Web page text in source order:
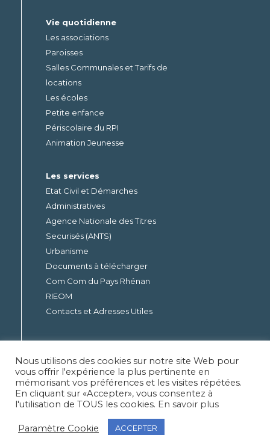
Vie quotidienne
Les associations
Paroisses
Salles Communales et Tarifs de
locations
Les écoles
Petite enfance
Périscolaire du RPI
Animation Jeunesse
Les services
Etat Civil et Démarches
Administratives
Agence Nationale des Titres
Securisés (ANTS)
Urbanisme
Documents à télécharger
Com Com du Pays Rhénan
RIEOM
Contacts et Adresses Utiles
Actualités
Agenda des manifestations
Nous utilisons des cookies sur notre site Web pour
vous offrir l'expérience la plus pertinente en
mémorisant vos préférences et les visites répétées.
En cliquant sur «Accepter», vous consentez à
l'utilisation de TOUS les cookies. En savoir plus
Paramètre Cookie ACCEPTER